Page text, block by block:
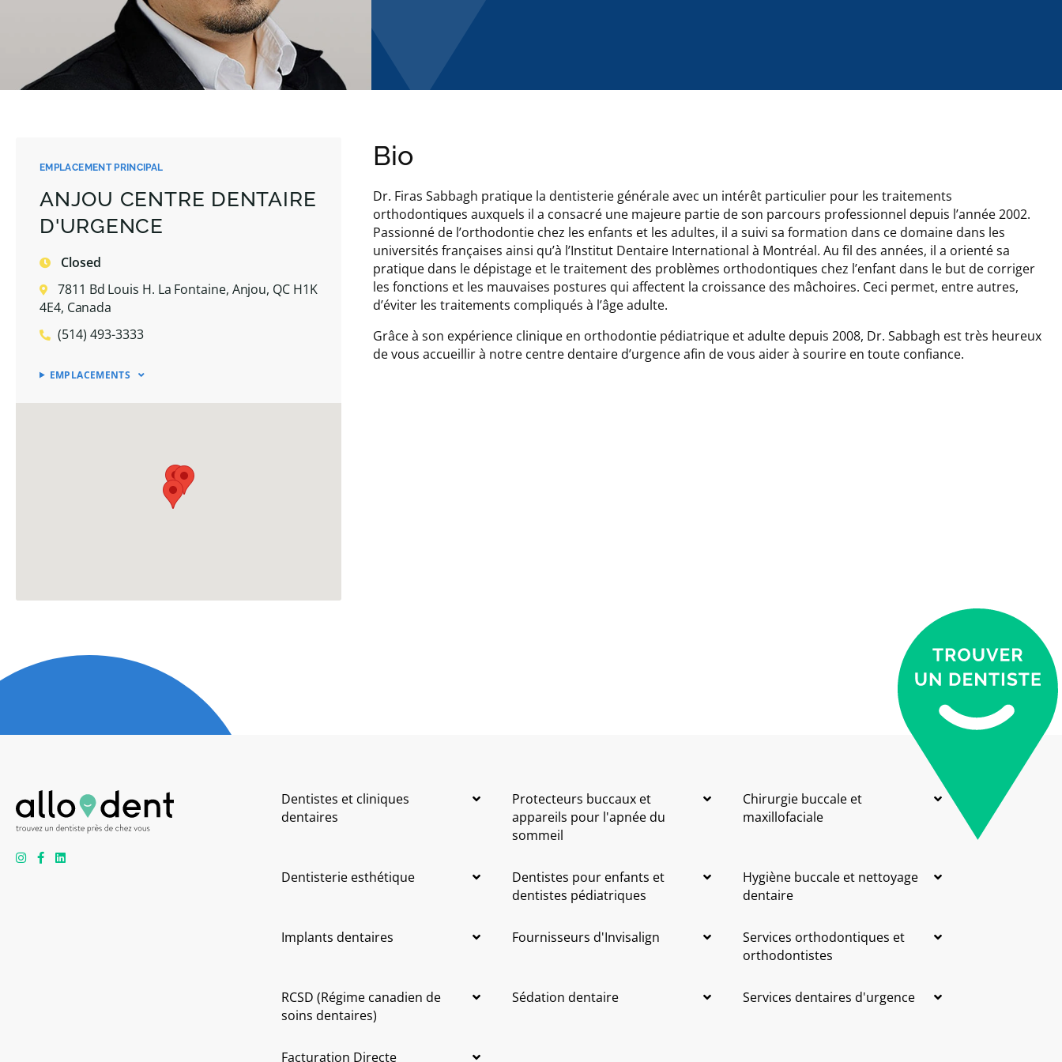
EMPLACEMENT PRINCIPAL
ANJOU CENTRE DENTAIRE
D'URGENCE
Closed
7811 Bd Louis H. La Fontaine, Anjou, QC H1K
4E4, Canada
(514) 493-3333
EMPLACEMENTS
Bio
Dr. Firas Sabbagh pratique la dentisterie générale avec un intérêt particulier pour les traitements
orthodontiques auxquels il a consacré une majeure partie de son parcours professionnel depuis l’année 2002.
Passionné de l’orthodontie chez les enfants et les adultes, il a suivi sa formation dans ce domaine dans les
universités françaises ainsi qu’à l’Institut Dentaire International à Montréal. Au fil des années, il a orienté sa
pratique dans le dépistage et le traitement des problèmes orthodontiques chez l’enfant dans le but de corriger
les fonctions et les mauvaises postures qui affectent la croissance des mâchoires. Ceci permet, entre autres,
d’éviter les traitements compliqués à l’âge adulte.
Grâce à son expérience clinique en orthodontie pédiatrique et adulte depuis 2008, Dr. Sabbagh est très heureux
de vous accueillir à notre centre dentaire d’urgence afin de vous aider à sourire en toute confiance.
Dentistes et cliniques
dentaires
Protecteurs buccaux et
appareils pour l'apnée du
sommeil
Chirurgie buccale et
maxillofaciale
Dentisterie esthétique
Dentistes pour enfants et
dentistes pédiatriques
Hygiène buccale et nettoyage
dentaire
Implants dentaires Fournisseurs d'Invisalign
Services orthodontiques et
orthodontistes
RCSD (Régime canadien de
soins dentaires)
Sédation dentaire Services dentaires d'urgence
Facturation Directe